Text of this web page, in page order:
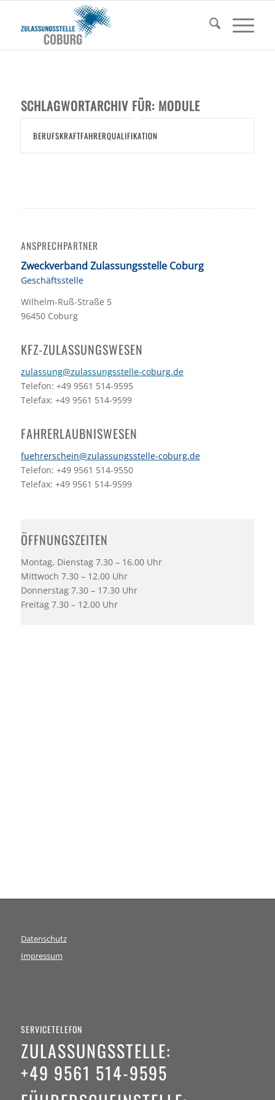
SCHLAGWORTARCHIV FÜR: MODULE
BERUFSKRAFTFAHRERQUALIFIKATION
ANSPRECHPARTNER
Zweckverband Zulassungsstelle Coburg
Geschäftsstelle
Wilhelm-Ruß-Straße 5
96450 Coburg
KFZ-ZULASSUNGSWESEN
zulassung@zulassungsstelle-coburg.de
Telefon: +49 9561 514-9595
Telefax: +49 9561 514-9599
FAHRERLAUBNISWESEN
fuehrerschein@zulassungsstelle-coburg.de
Telefon: +49 9561 514-9550
Telefax: +49 9561 514-9599
ÖFFNUNGSZEITEN
Montag, Dienstag 7.30 – 16.00 Uhr
Mittwoch 7.30 – 12.00 Uhr
Donnerstag 7.30 – 17.30 Uhr
Freitag 7.30 – 12.00 Uhr
Datenschutz
Impressum
SERVICETELEFON
ZULASSUNGSSTELLE:
+49 9561 514-9595